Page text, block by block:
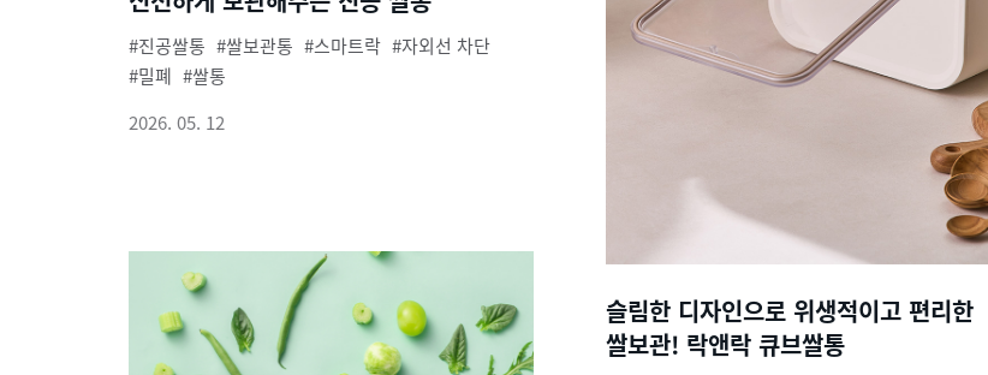
진공쌀통 쌀보관통 스마트락
자외선 차단
밀폐
쌀통
2026. 05. 12
슬림한 디자인으로 위생적이고 편리한
쌀보관! 락앤락 큐브쌀통